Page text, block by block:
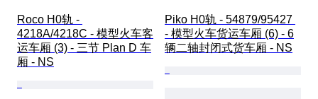
Roco H0轨 -
4218A/4218C - 模型火车客
运车厢 (3) - 三节 Plan D 车
厢 - NS
Piko H0轨 - 54879/95427
- 模型火车货运车厢 (6) - 6
辆二轴封闭式货车厢 - NS